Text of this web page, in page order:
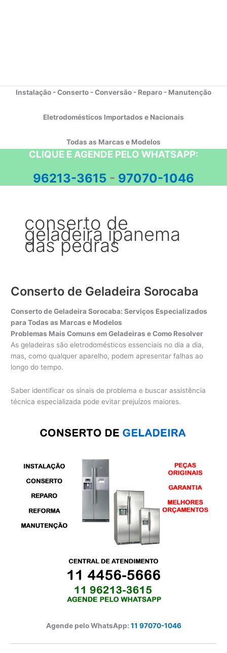
Instalação - Conserto - Conversão - Reparo - Manutenção
Eletrodomésticos Importados e Nacionais
Todas as Marcas e Modelos
CLIQUE E AGENDE PELO WHATSAPP:
96213-3615 - 97070-1046
conserto de
geladeira ipanema
das pedras
Conserto de Geladeira Sorocaba
Conserto de Geladeira Sorocaba: Serviços Especializados
para Todas as Marcas e Modelos
Problemas Mais Comuns em Geladeiras e Como Resolver
As geladeiras são eletrodomésticos essenciais no dia a dia,
mas, como qualquer aparelho, podem apresentar falhas ao
longo do tempo.
Saber identificar os sinais de problema e buscar assistência
técnica especializada pode evitar prejuízos maiores.
Agende pelo WhatsApp: 11 97070-1046